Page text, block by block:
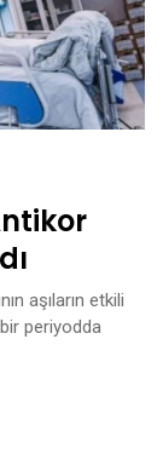
aşıların etkili
periyodda